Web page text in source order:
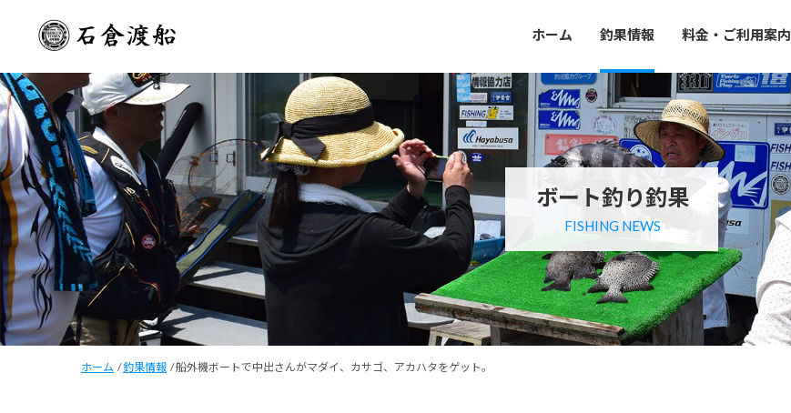
ホーム 釣果情報 料金・ご利用案内
ボート釣り釣果
FISHING NEWS
ホーム /釣果情報 /船外機ボートで中出さんがマダイ、カサゴ、アカハタをゲット。